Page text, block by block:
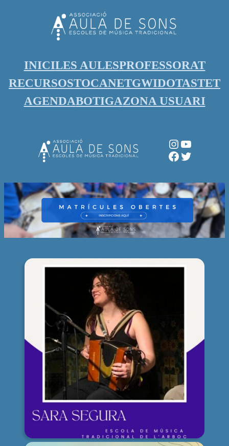
INICILES AULESPROFESSORAT
RECURSOSTOCANETGWIDOTASTET
AGENDABOTIGAZONA USUARI
Instagram
YouTube
Facebook
Twitter